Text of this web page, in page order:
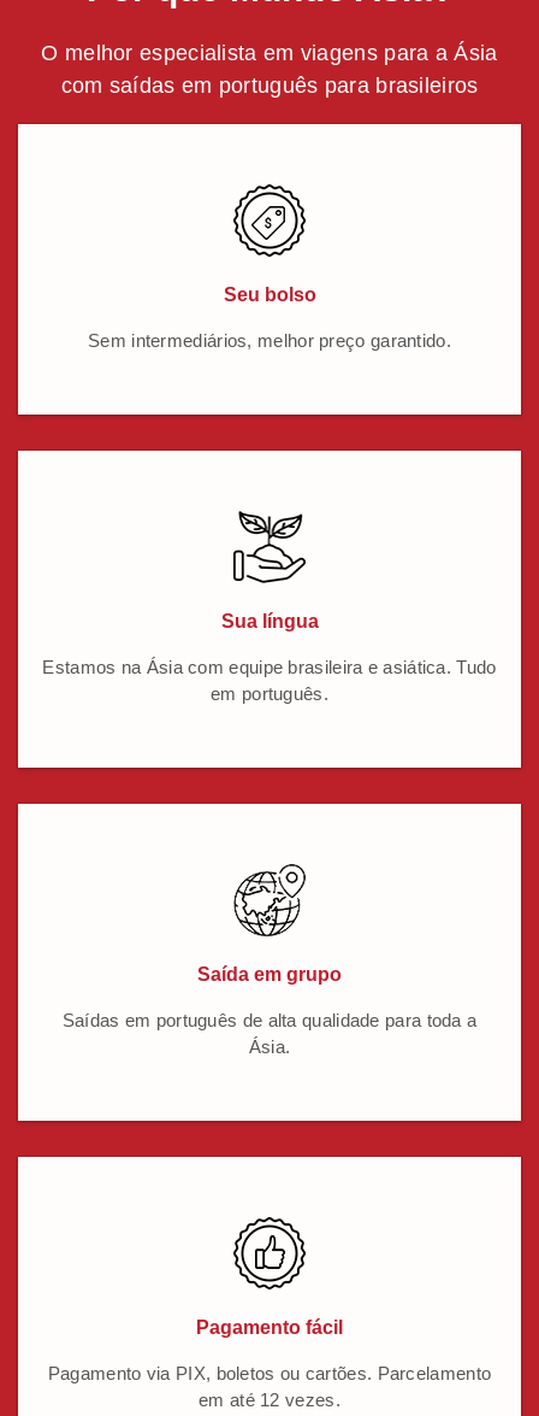
O melhor especialista em viagens para a Ásia
com saídas em português para brasileiros
Seu bolso
Sem intermediários, melhor preço garantido.
Sua língua
Estamos na Ásia com equipe brasileira e asiática. Tudo
em português.
Saída em grupo
Saídas em português de alta qualidade para toda a
Ásia.
Pagamento fácil
Pagamento via PIX, boletos ou cartões. Parcelamento
em até 12 vezes.